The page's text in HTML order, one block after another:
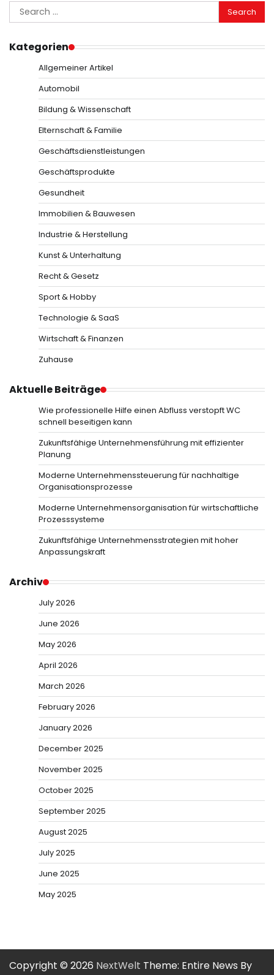
Search
for:
Kategorien
Allgemeiner Artikel
Automobil
Bildung & Wissenschaft
Elternschaft & Familie
Geschäftsdienstleistungen
Geschäftsprodukte
Gesundheit
Immobilien & Bauwesen
Industrie & Herstellung
Kunst & Unterhaltung
Recht & Gesetz
Sport & Hobby
Technologie & SaaS
Wirtschaft & Finanzen
Zuhause
Aktuelle Beiträge
Wie professionelle Hilfe einen Abfluss verstopft WC
schnell beseitigen kann
Zukunftsfähige Unternehmensführung mit effizienter
Planung
Moderne Unternehmenssteuerung für nachhaltige
Organisationsprozesse
Moderne Unternehmensorganisation für wirtschaftliche
Prozesssysteme
Zukunftsfähige Unternehmensstrategien mit hoher
Anpassungskraft
Archiv
July 2026
June 2026
May 2026
April 2026
March 2026
February 2026
January 2026
December 2025
November 2025
October 2025
September 2025
August 2025
July 2025
June 2025
May 2025
Copyright © 2026 NextWelt Theme: Entire News By